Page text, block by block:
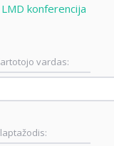
LMD konferencija
vardas: